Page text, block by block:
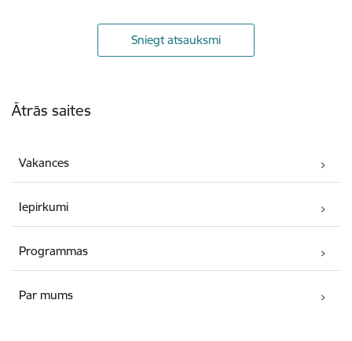
Sniegt atsauksmi
Ātrās saites
Vakances
Iepirkumi
Programmas
Par mums